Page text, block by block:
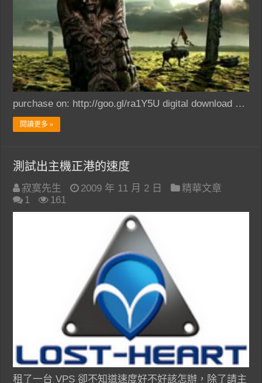
purchase on: http://goo.gl/ra1Y5U digital download …
閱讀更多 »
測試出主機正港的速度
寂寞先生 2009 年 11 月 2 日
精華文章
1
161
租了一台 VPS 卻不知道速度好不好該怎辦，除了請主